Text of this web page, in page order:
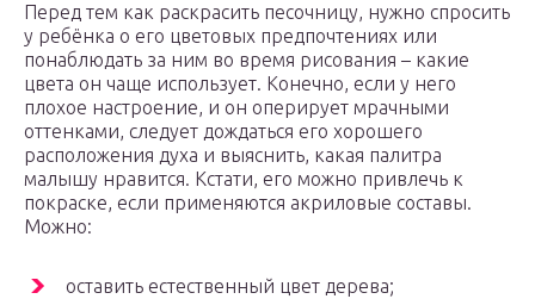
Перед тем как раскрасить песочницу, нужно спросить
у ребёнка о его цветовых предпочтениях или
понаблюдать за ним во время рисования – какие
цвета он чаще использует. Конечно, если у него
плохое настроение, и он оперирует мрачными
оттенками, следует дождаться его хорошего
расположения духа и выяснить, какая палитра
малышу нравится. Кстати, его можно привлечь к
покраске, если применяются акриловые составы.
Можно:
оставить естественный цвет дерева;